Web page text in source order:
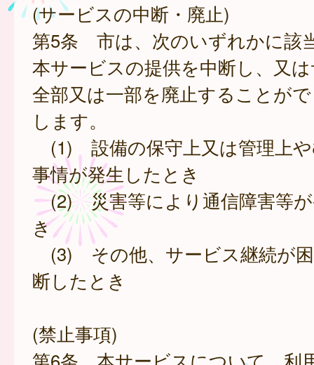
(サービスの中断・廃止)
第5条 市は、次のいずれかに該
本サービスの提供を中断し、又
全部又は一部を廃止することが
します。
(1) 設備の保守上又は管理上
事情が発生したとき
(2) 災害等により通信障害等が
き
(3) その他、サービス継続が
断したとき
(禁止事項)